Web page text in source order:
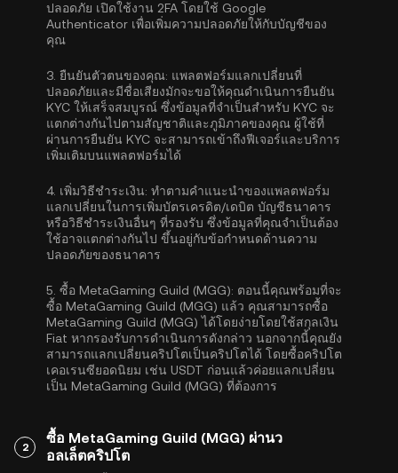
ปลอดภัย เปิดใช้งาน 2FA โดยใช้ Google
Authenticator เพื่อเพิ่มความปลอดภัยให้กับบัญชีของ
คุณ
3. ยืนยันตัวตนของคุณ: แพลตฟอร์มแลกเปลี่ยนที่
ปลอดภัยและมีชื่อเสียงมักจะขอให้คุณดำเนินการยืนยัน
KYC ให้เสร็จสมบูรณ์ ซึ่งข้อมูลที่จำเป็นสำหรับ KYC จะ
แตกต่างกันไปตามสัญชาติและภูมิภาคของคุณ ผู้ใช้ที่
ผ่านการยืนยัน KYC จะสามารถเข้าถึงฟีเจอร์และบริการ
เพิ่มเติมบนแพลตฟอร์มได้
4. เพิ่มวิธีชำระเงิน: ทำตามคำแนะนำของแพลตฟอร์ม
แลกเปลี่ยนในการเพิ่มบัตรเครดิต/เดบิต บัญชีธนาคาร
หรือวิธีชำระเงินอื่นๆ ที่รองรับ ซึ่งข้อมูลที่คุณจำเป็นต้อง
ใช้อาจแตกต่างกันไป ขึ้นอยู่กับข้อกำหนดด้านความ
ปลอดภัยของธนาคาร
5. ซื้อ MetaGaming Guild (MGG): ตอนนี้คุณพร้อมที่จะ
ซื้อ MetaGaming Guild (MGG) แล้ว คุณสามารถซื้อ
MetaGaming Guild (MGG) ได้โดยง่ายโดยใช้สกุลเงิน
Fiat หากรองรับการดำเนินการดังกล่าว นอกจากนี้คุณยัง
สามารถแลกเปลี่ยนคริปโตเป็นคริปโตได้ โดยซื้อคริปโต
เคอเรนซียอดนิยม เช่น USDT ก่อนแล้วค่อยแลกเปลี่ยน
เป็น MetaGaming Guild (MGG) ที่ต้องการ
2
ซื้อ MetaGaming Guild (MGG) ผ่านว
อลเล็ตคริปโต